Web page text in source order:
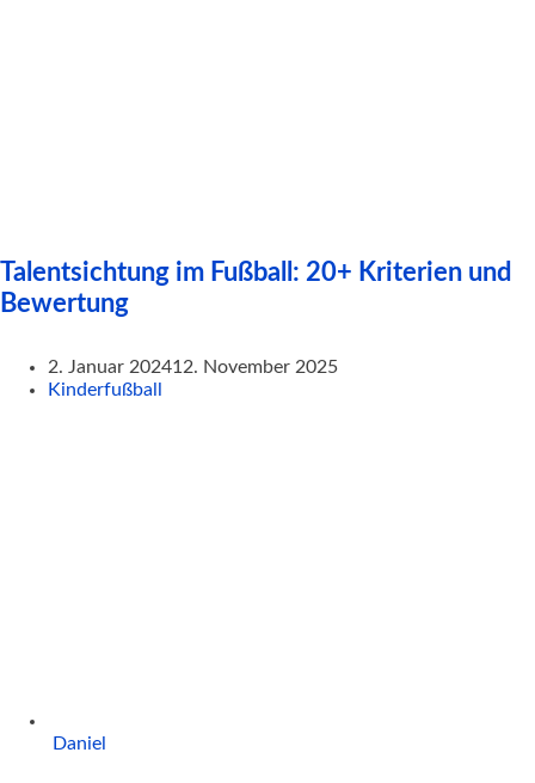
Talentsichtung im Fußball: 20+ Kriterien und
Bewertung
2. Januar 202412. November 2025
Kinderfußball
Daniel